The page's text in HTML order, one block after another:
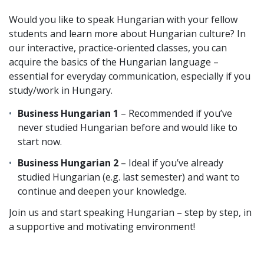
Would you like to speak Hungarian with your fellow
students and learn more about Hungarian culture? In
our interactive, practice-oriented classes, you can
acquire the basics of the Hungarian language –
essential for everyday communication, especially if you
study/work in Hungary.
Business Hungarian 1 – Recommended if you’ve
never studied Hungarian before and would like to
start now.
Business Hungarian 2 – Ideal if you’ve already
studied Hungarian (e.g. last semester) and want to
continue and deepen your knowledge.
Join us and start speaking Hungarian – step by step, in
a supportive and motivating environment!